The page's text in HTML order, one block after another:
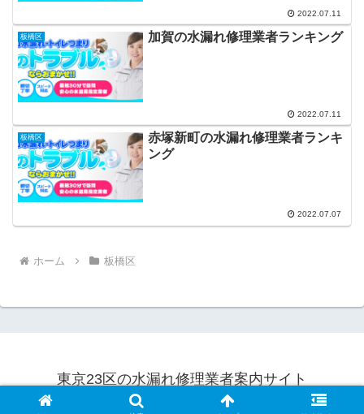
2022.07.11
板橋区 加賀の水漏れ修理業者ランキング
2022.07.11
板橋区
赤塚新町の水漏れ修理業者ランキ
ング
2022.07.07
ホーム 板橋区
東京23区の水漏れ修理業者案内サイト
© 2022 東京23区の水漏れ修理業者案内サイト.